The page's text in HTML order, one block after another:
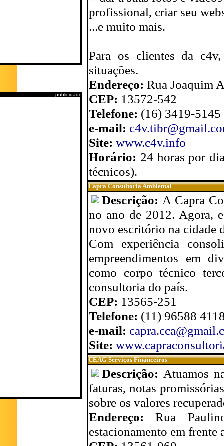
publicidade
profissional, criar seu
...e muito mais.
Para os clientes da
situações.
Endereço: Rua Joaquim
CEP: 13572-542
Telefone: (16) 3419-5145
e-mail:
Site: www.c4v.info
Horário: 24 horas por
técnicos).
Capra Consultoria Ambiental
Descrição: A Capra
no ano de 2012. Agora,
novo escritório na cidade
Com experiência
empreendimentos em
como corpo técnico
consultoria do país.
CEP: 13565-251
Telefone: (11) 96588
e-mail:
Site:
CEAG Serviços Financeiros
Descrição: Atuamos
faturas, notas
sobre os valores
Endereço:Rua
estacionamento em frente